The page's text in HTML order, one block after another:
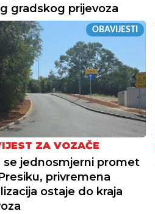
gradskog prijevoza
OBAVIJESTI
ZA VOZAČE
se jednosmjerni promet
privremena
ostaje do kraja